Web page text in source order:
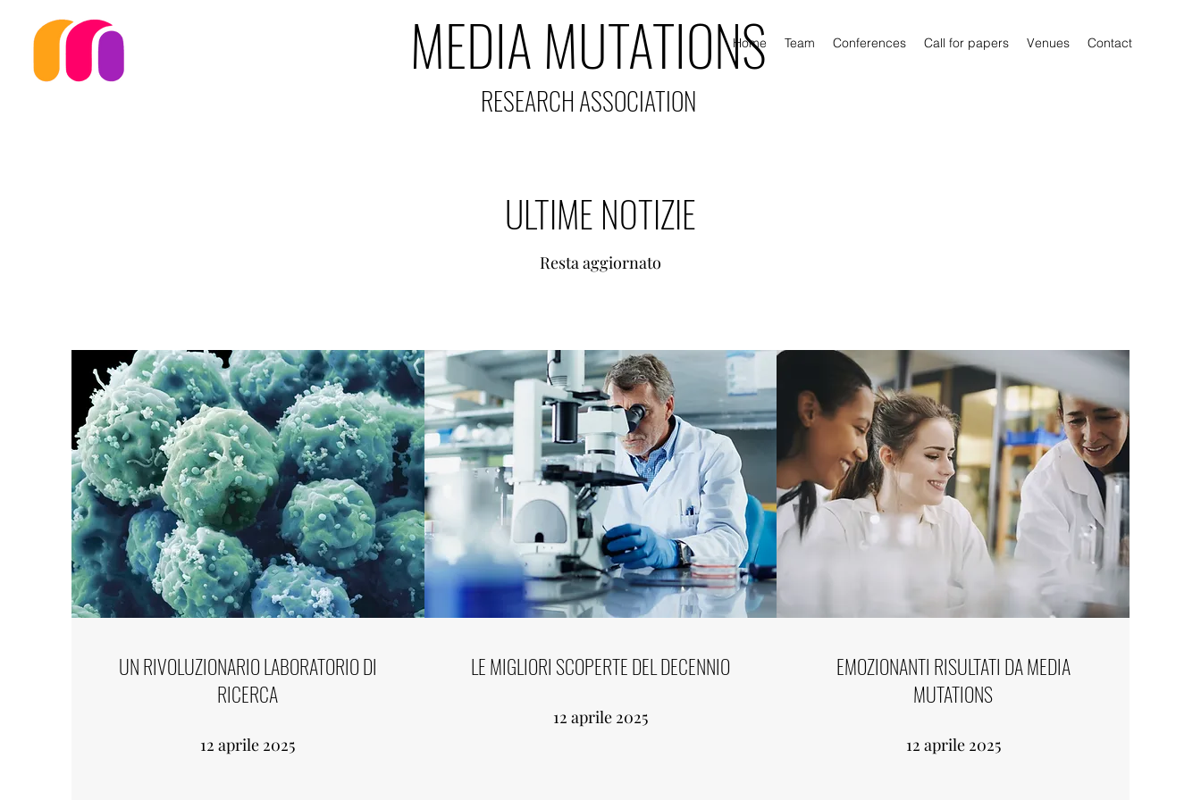
MEDIA MUTATIONS
RESEARCH ASSOCIATION
Home Team Conferences Call for papers Venues Contact
ULTIME NOTIZIE
Resta aggiornato
UN RIVOLUZIONARIO LABORATORIO DI
RICERCA
12 aprile 2025
LE MIGLIORI SCOPERTE DEL DECENNIO
12 aprile 2025
EMOZIONANTI RISULTATI DA MEDIA
MUTATIONS
12 aprile 2025